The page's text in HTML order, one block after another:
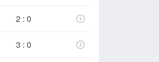
2 : 0
3 : 0